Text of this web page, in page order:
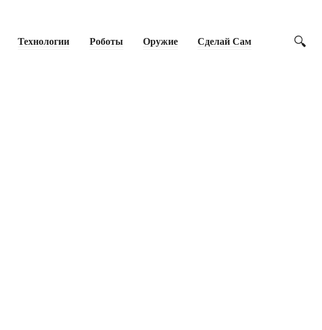
Технологии Роботы Оружие Сделай Сам